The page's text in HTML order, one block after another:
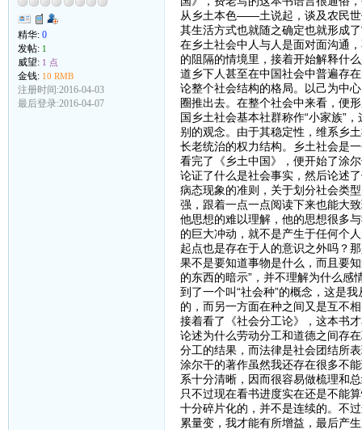
精华: 0
发帖: 1
威望: 1 点
金钱: 10 RMB
注册时间:2016-04-03
最后登录:2016-04-07
从乡土本色——土说起，谈及农民世
其生活方式也就随之确定也就形成
在乡土社会中人与人是面对面沟通
的阻隔的情境里，接着开始解释什
道乡下人甚至在中国社会中普遍存
论整个社会结构的格局。以己为中
圈推出去。在整个社会中来看，便
国乡土社会基本社群称作“小家族”
别的观念。由于其稳定性，维系乡
长老统治的权力结构。乡土社会是
看完了《乡土中国》，便开始了涂
论证了什么是社会事实，然后论述
病态现象的准则，关于划分社会类
强，跟着一点一点阅读下来也能大
他思想的难以理解，他的思想很多
的巨大冲动，就不是产生于任何个
起点也是存在于人的意识之外吗？
果不是要知道事物是什么，而且要
的东西的暗示”，并不理解为什么
到了一个叫“社会种”的概念，这是
的，而另一方面在种之间又是互不
接着看了《社会分工论》，这本书
论述为什么劳动分工和道德之间存
分工的结果，而法律是社会团结所
涂尔干的著作虽然我还存在很多不
系十分清晰，因而很容易做梳理和
只不过现在看书进度实在还是不能
十分碎片化的，并不是连续的。不
累量变，我才能有所增益，最后产